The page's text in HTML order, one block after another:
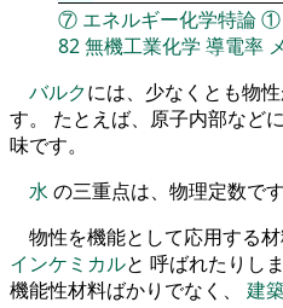
⑦ エネルギー化学特論①
82無機工業化学 導電率
バルクには、少なくとも物
す。 たとえば、原子内部などに
味です。
水 の三重点は、物理定数です
物性を機能として応用する
インケミカルと 呼ばれたりし
機能性材料ばかりでなく、 建